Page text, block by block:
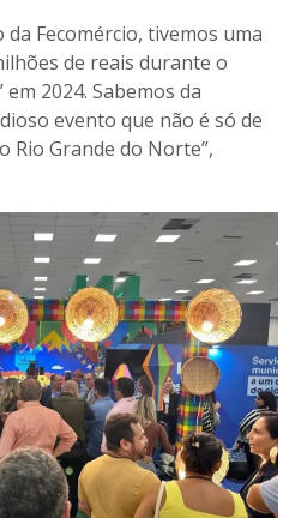
Fecomércio, tivemos uma
de reais durante o
em 2024. Sabemos da
evento que não é só de
Rio Grande do Norte”,